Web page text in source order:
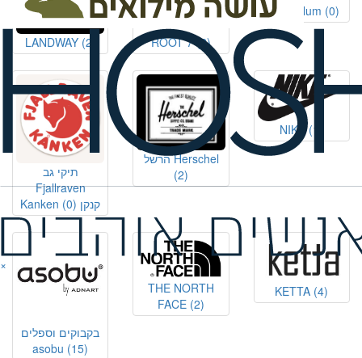
×
black+blum (0)
ROOT 7 (2)
LANDWAY (2)
NIKE
(1)
הרשל Herschel
(2)
תיקי גב
Fjallraven
Kanken קנקן (0)
KETTA (4)
THE NORTH
FACE (2)
בקבוקים וספלים
asobu (15)